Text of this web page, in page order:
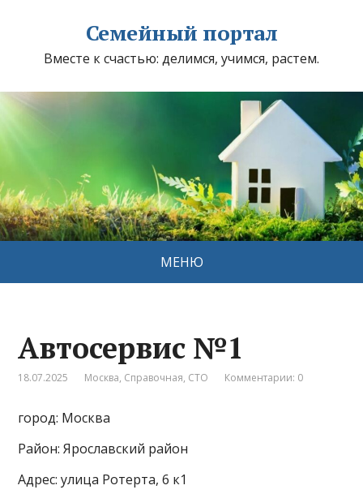
Семейный портал
Вместе к счастью: делимся, учимся, растем.
МЕНЮ
Автосервис №1
18.07.2025 Москва, Справочная, СТО Комментарии: 0
город: Москва
Район: Ярославский район
Адрес: улица Ротерта, 6 к1